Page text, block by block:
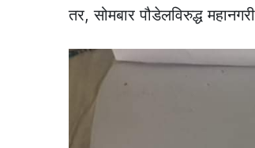
तर, सोमबार पौडेलविरुद्ध